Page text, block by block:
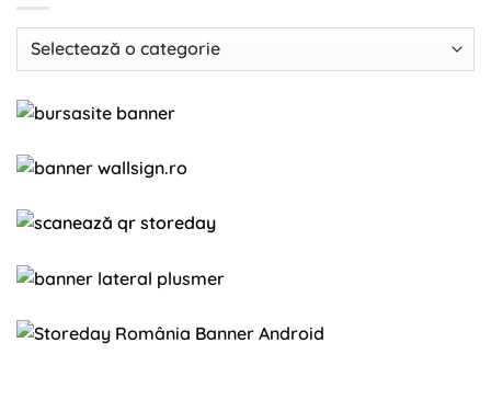
Categorii